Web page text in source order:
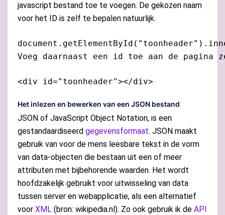
javascript bestand toe te voegen. De gekozen naam
voor het ID is zelf te bepalen natuurlijk.
Voeg daarnaast een id toe aan de pagina
<div id="toonheader"></div>
Het inlezen en bewerken van een JSON bestand
JSON of JavaScript Object Notation, is een
gestandaardiseerd gegevensformaat. JSON maakt
gebruik van voor de mens leesbare tekst in de vorm
van data-objecten die bestaan uit een of meer
attributen met bijbehorende waarden. Het wordt
hoofdzakelijk gebruikt voor uitwisseling van data
tussen server en webapplicatie, als een alternatief
voor XML (bron: wikipedia.nl). Zo ook gebruik ik de API